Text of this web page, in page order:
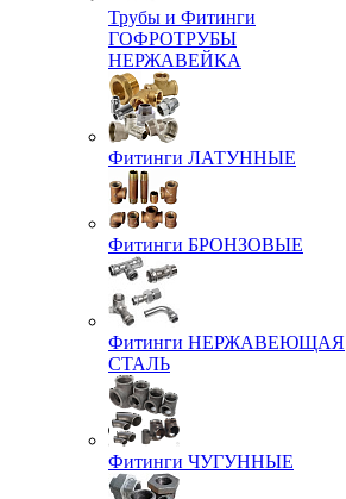
Трубы и Фитинги
ГОФРОТРУБЫ
НЕРЖАВЕЙКА
Фитинги ЛАТУННЫЕ
Фитинги БРОНЗОВЫЕ
Фитинги НЕРЖАВЕЮЩАЯ
СТАЛЬ
Фитинги ЧУГУННЫЕ